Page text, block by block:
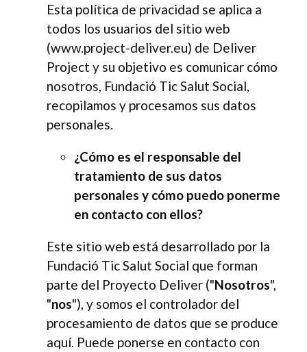
Esta política de privacidad se aplica a
todos los usuarios del sitio web
(www.project-deliver.eu) de Deliver
Project y su objetivo es comunicar cómo
nosotros, Fundació Tic Salut Social,
recopilamos y procesamos sus datos
personales.
¿Cómo es el responsable del
tratamiento de sus datos
personales y cómo puedo ponerme
en contacto con ellos?
Este sitio web está desarrollado por la
Fundació Tic Salut Social que forman
parte del Proyecto Deliver ("Nosotros",
"nos"), y somos el controlador del
procesamiento de datos que se produce
aquí. Puede ponerse en contacto con